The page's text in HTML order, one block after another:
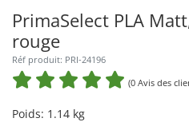
PrimaSelect PLA
rouge
Réf produit: PRI-24196
(0 Avis des
Poids: 1.14 kg